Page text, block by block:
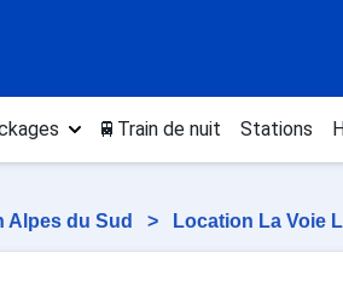
🚆Train de nuit Stations
Alpes du Sud > Location La Voie